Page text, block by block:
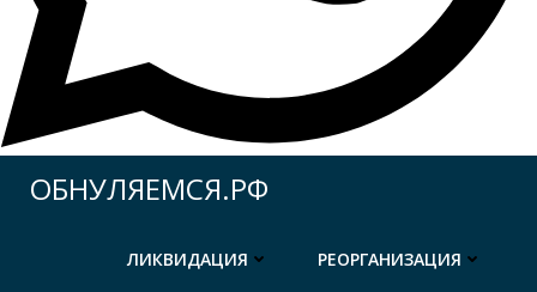
ОБНУЛЯЕМСЯ.РФ
ЛИКВИДАЦИЯ РЕОРГАНИЗАЦИЯ